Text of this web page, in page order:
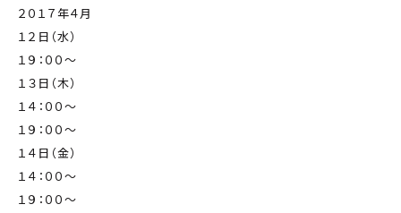
２０１７年４月
１２日（水）
１９：００～
１３日（木）
１４：００～
１９：００～
１４日（金）
１４：００～
１９：００～